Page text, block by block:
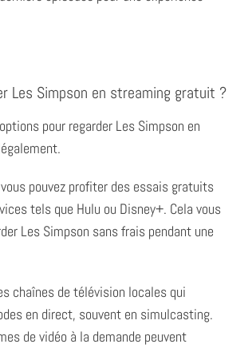
Les Simpson en streaming gratuit ?
pour regarder Les Simpson en
pouvez profiter des essais gratuits
tels que Hulu ou Disney+. Cela vous
Les Simpson sans frais pendant une
chaînes de télévision locales qui
en direct, souvent en simulcasting.
de vidéo à la demande peuvent